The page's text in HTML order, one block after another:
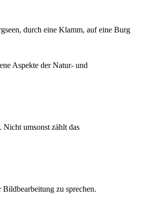
durch eine Klamm, auf eine Burg
Aspekte der Natur- und
Nicht umsonst zählt das
zu sprechen.